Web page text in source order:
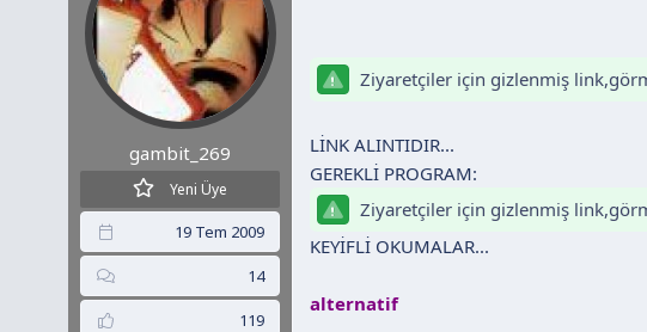
ş
l
a
ç
a
r
h
i
gambit_269
Yeni Üye
19 Tem 2009
14
119
Ziyaretçiler için gizlenmiş
LİNK ALINTIDIR...
GEREKLİ PROGRAM:
Ziyaretçiler için gizlenmiş
KEYİFLİ OKUMALAR...
alternatif